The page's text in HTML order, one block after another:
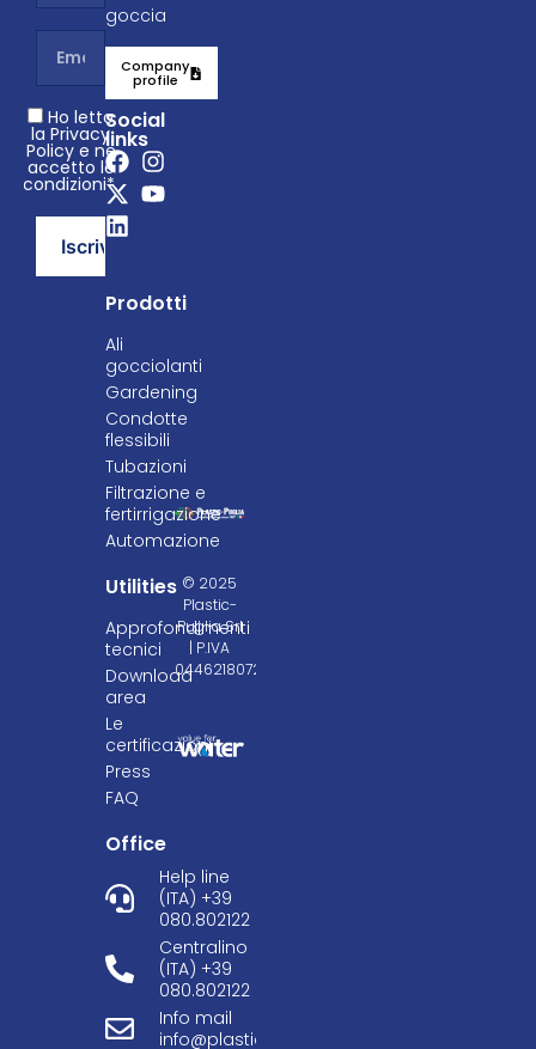
Ho letto
la Privacy
Policy e ne
accetto le
condizioni*.
goccia
Company
profile
Social
links
Prodotti
Ali
gocciolanti
Gardening
Condotte
flessibili
Tubazioni
Filtrazione e
fertirrigazione
Automazione
Utilities
Approfondimenti
tecnici
Download
area
Le
certificazioni
Press
FAQ
Office
Help line
(ITA) +39
080.802122
Centralino
(ITA) +39
080.802122
Info mail
info@plasticpuglia.it
© 2025
Plastic-
Puglia Srl
| P.IVA
04462180722